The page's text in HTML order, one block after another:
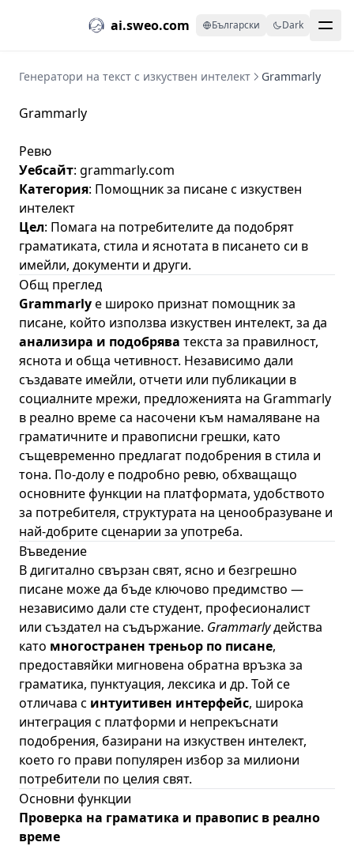
ai.sweo.com Български Dark
Генератори на текст с изкуствен интелект Grammarly
Grammarly
Ревю
Уебсайт: grammarly.com
Категория: Помощник за писане с изкуствен
интелект
Цел: Помага на потребителите да подобрят
граматиката, стила и яснотата в писането си в
имейли, документи и други.
Общ преглед
Grammarlyе широко признат помощник за
писане, който използва изкуствен интелект, за да
анализира и подобрява текста за правилност,
яснота и обща четивност. Независимо дали
създавате имейли, отчети или публикации в
социалните мрежи, предложенията на Grammarly
в реално време са насочени към намаляване на
граматичните и правописни грешки, като
същевременно предлагат подобрения в стила и
тона. По-долу е подробно ревю, обхващащо
основните функции на платформата, удобството
за потребителя, структурата на ценообразуване и
най-добрите сценарии за употреба.
Въведение
В дигитално свързан свят, ясно и безгрешно
писане може да бъде ключово предимство —
независимо дали сте студент, професионалист
или създател на съдържание. Grammarlyдейства
като многостранен треньор по писане,
предоставяйки мигновена обратна връзка за
граматика, пунктуация, лексика и др. Той се
отличава с интуитивен интерфейс, широка
интеграция с платформи и непрекъснати
подобрения, базирани на изкуствен интелект,
което го прави популярен избор за милиони
потребители по целия свят.
Основни функции
Проверка на граматика и правопис в реално
време